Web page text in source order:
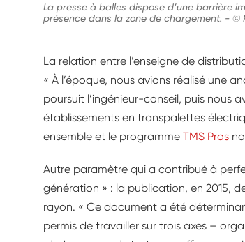
La presse à balles dispose d’une barrière
présence dans la zone de chargement. - ©
La relation entre l’enseigne de
« À l’époque, nous avions réalisé une
poursuit l’ingénieur-conseil, puis nous
établissements en transpalettes
ensemble et le programme TMS Pros
Autre paramètre qui a contribué à
génération » : la publication, en 2015,
rayon. « Ce document a été
permis de travailler sur trois axes –